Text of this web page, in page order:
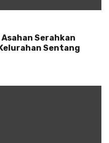
Asahan Serahkan
Sentang